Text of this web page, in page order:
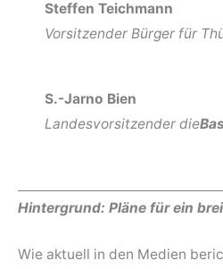
Steffen Teichmann
Vorsitzender Bürger für
S.-Jarno Bien
Landesvorsitzender die
Hintergrund: Pläne für ein
Wie aktuell in den Medien